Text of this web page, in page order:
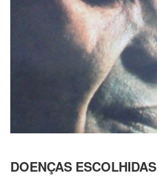
DOENÇAS ESCOLHIDAS